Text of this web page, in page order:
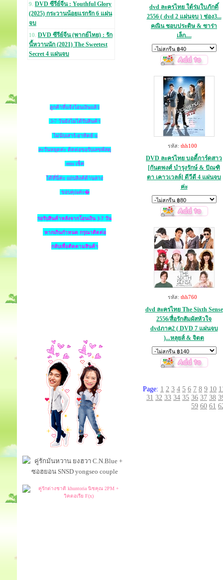
9. DVD ซีรีย์จีน : Youthful Glory
(2025) กระวานน้อยแรกรัก 6 แผ่น
จบ
10. DVD ซีรีย์จีน (พากย์ไทย) : รัก
นี้หวานนัก (2021) The Sweetest
Secret 4 แผ่นจบ
ลูกค้าที่แจ้งโอนเงินแล้ว
3-7 วันยังไม่ได้รับสินค้า
ไม่นับเสาร์-อาทิตย์ แ
ละวันหยุดค่ะ ติดต่อขอรับเลขพัสดุ
ems เช็ค
ได้ที่นี่ค่ะ แถบลิงค์ด้านล่าง
ขอบคุณค่ะ�
รอรับสินค้าหลังจากโอนเงิน 3-7 วัน
หากเกินกำหนด กรุณาติดต่อ
กลับเพื่อติดตามสินค้า
dvd ละครไทย ใต้ร่มใบภักดิ์
2556 ( dvd 2 แผ่นจบ ) ช่อง3...
คณิน ชอบประดิษ & ซาร่า
เล็ก....
รหัส: thh100
DVD ละครไทย บอดี้การ์ดสาว
[กันตพงศ์ บำรุงรักษ์ & ปัณฑิ
ตา เคาวเวลล์] ดีวีดี 4 แผ่นจบ
ค่ะ
รหัส: thh760
dvd ละครไทย The Sixth Sense
2556/สื่อรักสัมผัสหัวใจ
dvdภาค2 ( DVD 7 แผ่นจบ
)...หลุยส์ & จิตต
Page: 1 2 3 4 5 6 7 8 9 10
31 32 33 34 35 36 37 38
59 60 61